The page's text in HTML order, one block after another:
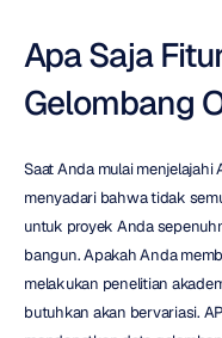
Apa Saja
Gelombang
Saat Anda mulai
menyadari bahwa tidak
untuk proyek Anda
bangun. Apakah Anda
melakukan penelitian
butuhkan akan bervariasi.